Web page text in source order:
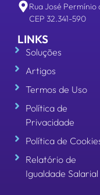
Rua José
CEP 32.341-590
LINKS
Soluções
Artigos
Termos de Uso
Política de
Privacidade
Política de
Relatório de
Igualdade Salarial